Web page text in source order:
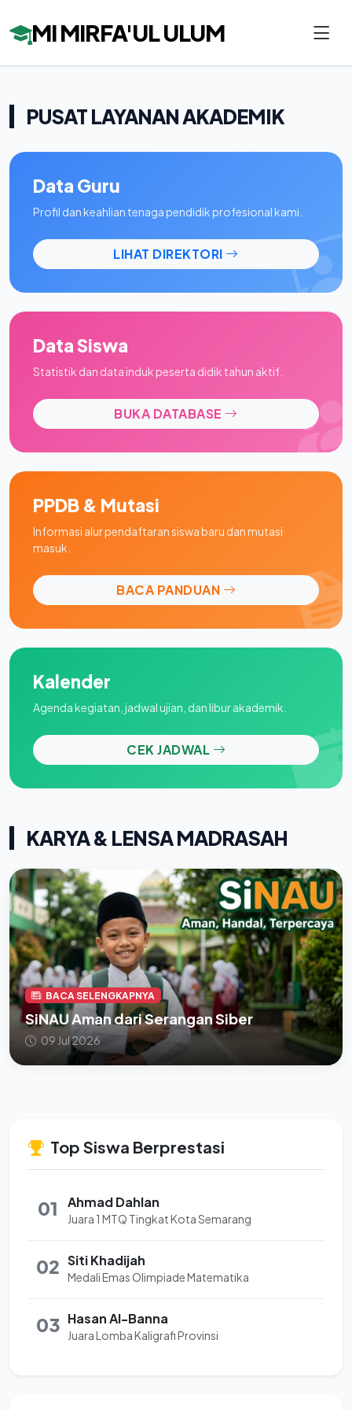
MI MIRFA'UL ULUM
PUSAT LAYANAN AKADEMIK
Data Guru
Profil dan keahlian tenaga pendidik profesional kami.
LIHAT DIREKTORI
Data Siswa
Statistik dan data induk peserta didik tahun aktif.
BUKA DATABASE
PPDB & Mutasi
Informasi alur pendaftaran siswa baru dan mutasi
masuk.
BACA PANDUAN
Kalender
Agenda kegiatan, jadwal ujian, dan libur akademik.
CEK JADWAL
KARYA & LENSA MADRASAH
BACA SELENGKAPNYA
SiNAU Aman dari Serangan Siber
09 Jul 2026
Top Siswa Berprestasi
01 Ahmad Dahlan
Juara 1 MTQ Tingkat Kota Semarang
02 Siti Khadijah
Medali Emas Olimpiade Matematika
03 Hasan Al-Banna
Juara Lomba Kaligrafi Provinsi